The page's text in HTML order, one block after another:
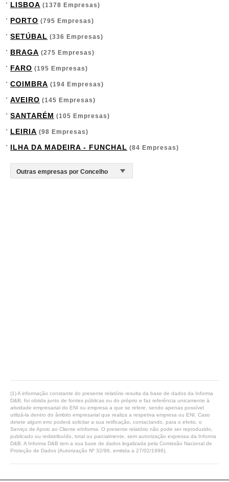
LISBOA (1378 Empresas)
PORTO (795 Empresas)
SETÚBAL (336 Empresas)
BRAGA (275 Empresas)
FARO (195 Empresas)
COIMBRA (194 Empresas)
AVEIRO (145 Empresas)
SANTARÉM (105 Empresas)
LEIRIA (98 Empresas)
ILHA DA MADEIRA - FUNCHAL (84 Empresas)
(1) A informação constante do presente relatório resulta da base de dados da Informa
D&B, foi obtida junto de fontes públicas ou do próprio e faz referência unicamente à
atividade empresarial do ENI ou empresa a que se refere, sendo apenas possível
utilizá-la dentro do âmbito empresarial que realiza a respetiva empresa ou ENI. Caso
detete algum erro poderá solicitar a sua retificação, contactando, para o efeito, o
Serviço de Apoio ao Cliente eInforma. O presente relatório não pode ser reproduzido,
publicado ou redistribuído, total ou parcialmente, sem autorização expressa da Informa
D&B. A Informa D&B tem a sua base de dados legalizada pela Comissão Nacional de
Proteção de Dados (Autorização Nº 32/96, emitida a 27/02/1996).